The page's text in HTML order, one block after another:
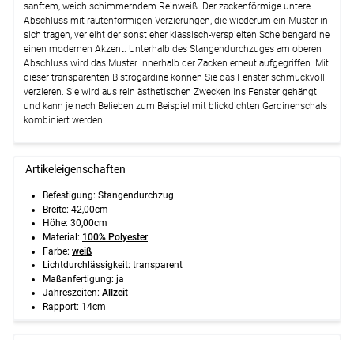
sanftem, weich schimmerndem Reinweiß. Der zackenförmige untere
Abschluss mit rautenförmigen Verzierungen, die wiederum ein Muster in
sich tragen, verleiht der sonst eher klassisch-verspielten Scheibengardine
einen modernen Akzent. Unterhalb des Stangendurchzuges am oberen
Abschluss wird das Muster innerhalb der Zacken erneut aufgegriffen. Mit
dieser transparenten Bistrogardine können Sie das Fenster schmuckvoll
verzieren. Sie wird aus rein ästhetischen Zwecken ins Fenster gehängt
und kann je nach Belieben zum Beispiel mit blickdichten Gardinenschals
kombiniert werden.
Artikeleigenschaften
Befestigung: Stangendurchzug
Breite: 42,00cm
Höhe: 30,00cm
Material: 100% Polyester
Farbe: weiß
Lichtdurchlässigkeit: transparent
Maßanfertigung: ja
Jahreszeiten: Allzeit
Rapport: 14cm